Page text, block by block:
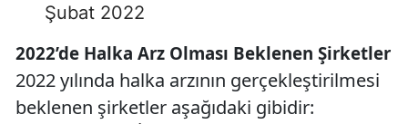
Şubat 2022
2022’de Halka Arz Olması Beklenen Şirketler
2022 yılında halka arzının gerçekleştirilmesi
beklenen şirketler aşağıdaki gibidir: